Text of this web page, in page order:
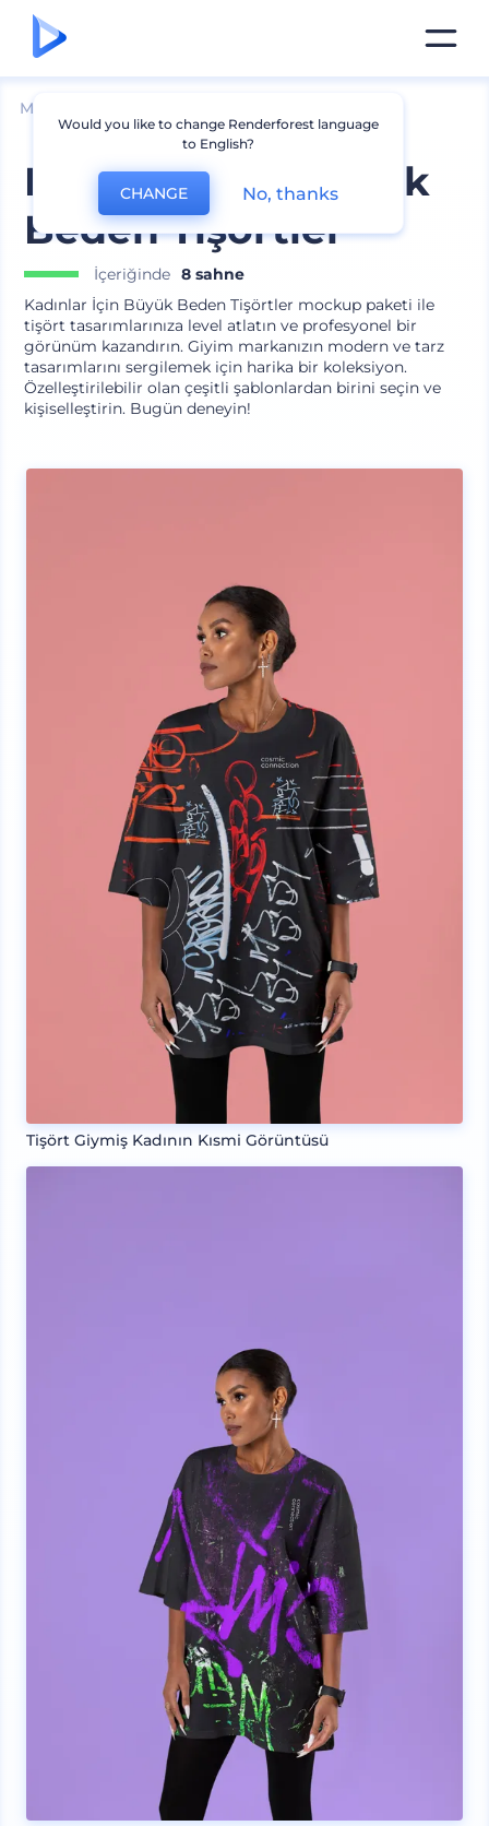
Mockuplar
Kadınlar İçin Büyük
Beden Tişörtler
İçeriğinde 8 sahne
Kadınlar İçin Büyük Beden Tişörtler mockup paketi ile
tişört tasarımlarınıza level atlatın ve profesyonel bir
görünüm kazandırın. Giyim markanızın modern ve tarz
tasarımlarını sergilemek için harika bir koleksiyon.
Özelleştirilebilir olan çeşitli şablonlardan birini seçin ve
kişiselleştirin. Bugün deneyin!
Tişört Giymiş Kadının Kısmi Görüntüsü
Would you like to change Renderforest language
to English?
CHANGE No, thanks